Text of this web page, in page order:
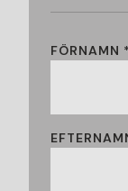
FÖRNAMN *